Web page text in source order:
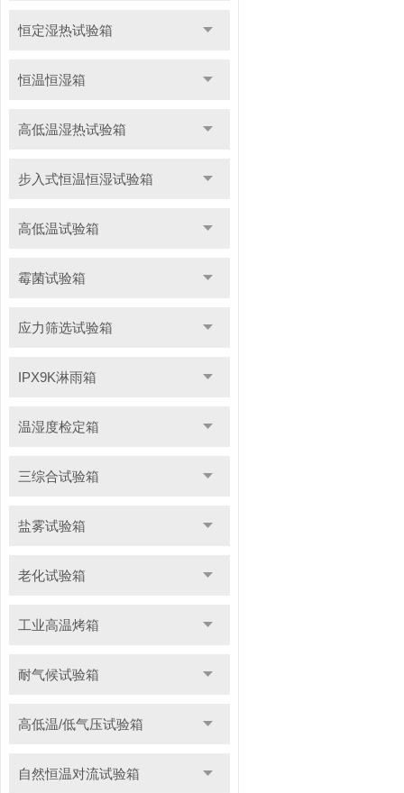
恒定湿热试验箱
恒温恒湿箱
高低温湿热试验箱
步入式恒温恒湿试验箱
高低温试验箱
霉菌试验箱
应力筛选试验箱
IPX9K淋雨箱
温湿度检定箱
三综合试验箱
盐雾试验箱
老化试验箱
工业高温烤箱
耐气候试验箱
高低温/低气压试验箱
自然恒温对流试验箱